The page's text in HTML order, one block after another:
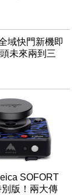
域快門新機即
未來兩到三
SOFORT
版！兩大傳